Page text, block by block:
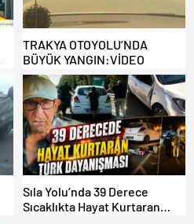
TRAKYA OTOYOLU’NDA
BÜYÜK YANGIN:VİDEO
Sıla Yolu’nda 39 Derece
Sıcaklıkta Hayat Kurtaran